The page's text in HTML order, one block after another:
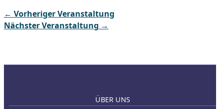
← Vorheriger Veranstaltung
Nächster Veranstaltung →
ÜBER UNS